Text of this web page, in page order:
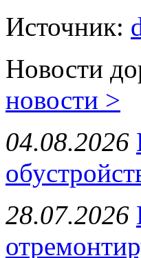
Источник:
Новости
новости >
04.08.2026
28.07.2026